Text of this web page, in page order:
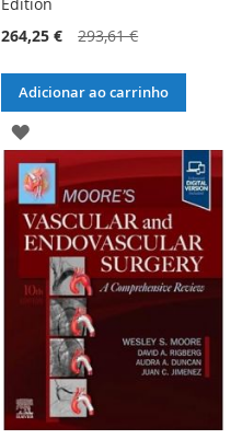
264,25 €
293,61 €
Adicionar ao carrinho
ADICIONAR
À
LISTA
DE
DESEJOS